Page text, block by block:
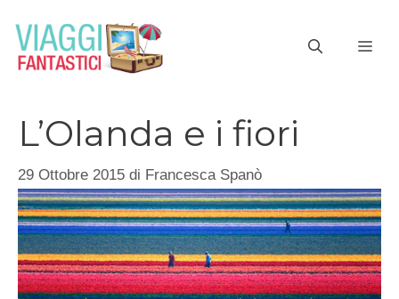
contenuto
L’Olanda e i fiori
29 Ottobre 2015 di Francesca Spanò